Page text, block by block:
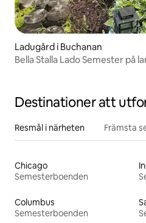
Ladugård i Buchanan
Bella Stalla Lado Semester på
Destinationer att
Resmål i närheten Främsta
Chicago
Semesterboenden
Columbus
Semesterboenden